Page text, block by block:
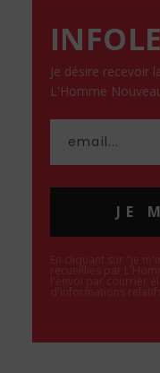
Je désire recevoir
L'Homme
JE
En cliquant sur "Je
recueillies par
l'envoi par courrier
d'informations